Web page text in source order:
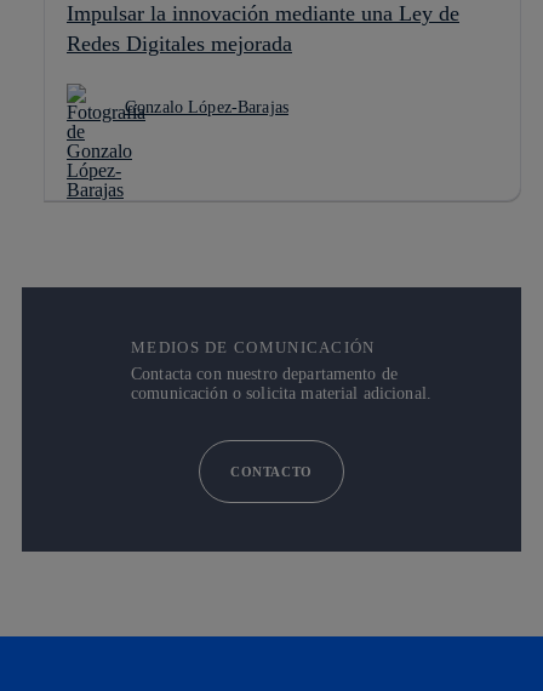
Impulsar la innovación mediante una Ley de
Redes Digitales mejorada
Gonzalo López-Barajas
MEDIOS DE COMUNICACIÓN
Contacta con nuestro departamento de
comunicación o solicita material adicional.
CONTACTO